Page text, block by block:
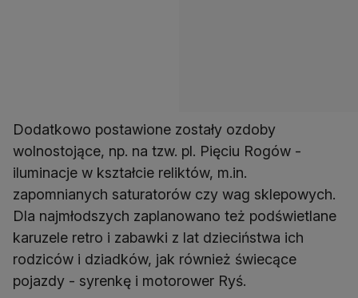
Dodatkowo postawione zostały ozdoby
wolnostojące, np. na tzw. pl. Pięciu Rogów -
iluminacje w kształcie reliktów, m.in.
zapomnianych saturatorów czy wag sklepowych.
Dla najmłodszych zaplanowano też podświetlane
karuzele retro i zabawki z lat dzieciństwa ich
rodziców i dziadków, jak również świecące
pojazdy - syrenkę i motorower Ryś.